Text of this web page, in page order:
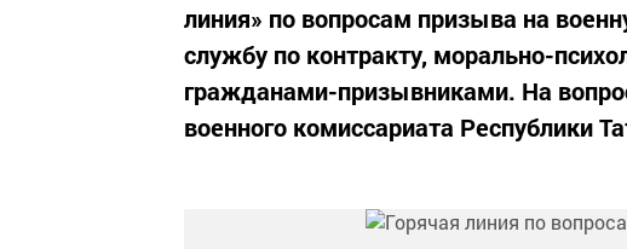
линия» по вопросам призыва на
службу по контракту, морально-
гражданами-призывниками. На
военного комиссариата Республики